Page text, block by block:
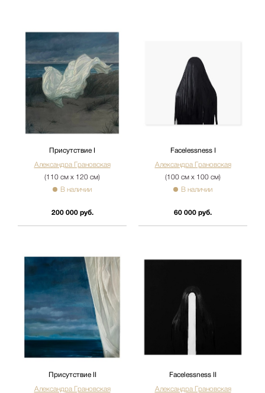
Присутствие I
Александра Грановская
(110 см х 120 см)
В наличии
200 000 руб.
Facelessness I
Александра Грановская
(100 см х 100 см)
В наличии
60 000 руб.
Присутствие II
Александра Грановская
Facelessness II
Александра Грановская